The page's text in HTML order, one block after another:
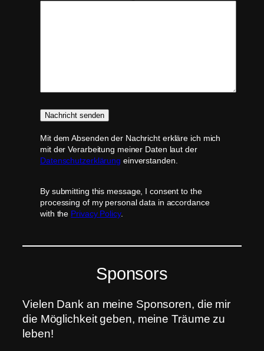
Mit dem Absenden der Nachricht erkläre ich mich
mit der Verarbeitung meiner Daten laut der
Datenschutzerklärung einverstanden.
By submitting this message, I consent to the
processing of my personal data in accordance
with the Privacy Policy.
Sponsors
Vielen Dank an meine Sponsoren, die mir
die Möglichkeit geben, meine Träume zu
leben!